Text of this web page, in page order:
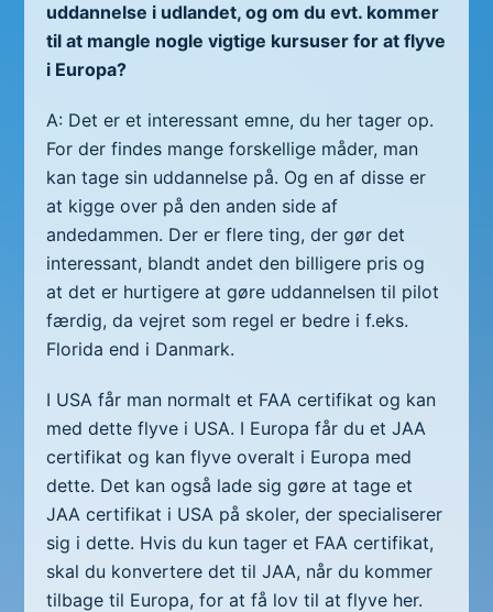
uddannelse i udlandet, og om du evt. kommer
til at mangle nogle vigtige kursuser for at flyve
i Europa?
A: Det er et interessant emne, du her tager op.
For der findes mange forskellige måder, man
kan tage sin uddannelse på. Og en af disse er
at kigge over på den anden side af
andedammen. Der er flere ting, der gør det
interessant, blandt andet den billigere pris og
at det er hurtigere at gøre uddannelsen til pilot
færdig, da vejret som regel er bedre i f.eks.
Florida end i Danmark.
I USA får man normalt et FAA certifikat og kan
med dette flyve i USA. I Europa får du et JAA
certifikat og kan flyve overalt i Europa med
dette. Det kan også lade sig gøre at tage et
JAA certifikat i USA på skoler, der specialiserer
sig i dette. Hvis du kun tager et FAA certifikat,
skal du konvertere det til JAA, når du kommer
tilbage til Europa, for at få lov til at flyve her.